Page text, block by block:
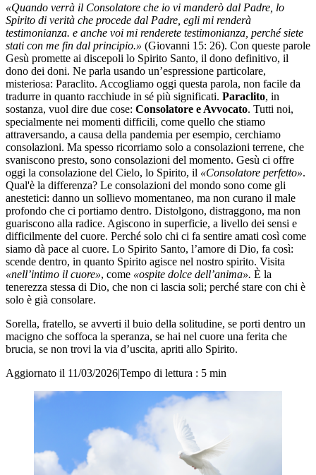
«Quando verrà il Consolatore che io vi manderò dal Padre, lo
Spirito di verità che procede dal Padre, egli mi renderà
testimonianza. e anche voi mi renderete testimonianza, perché siete
stati con me fin dal principio.» (Giovanni 15: 26). Con queste parole
Gesù promette ai discepoli lo Spirito Santo, il dono definitivo, il
dono dei doni. Ne parla usando un’espressione particolare,
misteriosa: Paraclito. Accogliamo oggi questa parola, non facile da
tradurre in quanto racchiude in sé più significati. Paraclito, in
sostanza, vuol dire due cose: Consolatore e Avvocato. Tutti noi,
specialmente nei momenti difficili, come quello che stiamo
attraversando, a causa della pandemia per esempio, cerchiamo
consolazioni. Ma spesso ricorriamo solo a consolazioni terrene, che
svaniscono presto, sono consolazioni del momento. Gesù ci offre
oggi la consolazione del Cielo, lo Spirito, il «Consolatore perfetto».
Qual'è la differenza? Le consolazioni del mondo sono come gli
anestetici: danno un sollievo momentaneo, ma non curano il male
profondo che ci portiamo dentro. Distolgono, distraggono, ma non
guariscono alla radice. Agiscono in superficie, a livello dei sensi e
difficilmente del cuore. Perché solo chi ci fa sentire amati così come
siamo dà pace al cuore. Lo Spirito Santo, l’amore di Dio, fa così:
scende dentro, in quanto Spirito agisce nel nostro spirito. Visita
«nell’intimo il cuore», come «ospite dolce dell’anima». È la
tenerezza stessa di Dio, che non ci lascia soli; perché stare con chi è
solo è già consolare.
Sorella, fratello, se avverti il buio della solitudine, se porti dentro un
macigno che soffoca la speranza, se hai nel cuore una ferita che
brucia, se non trovi la via d’uscita, apriti allo Spirito.
Aggiornato il 11/03/2026|Tempo di lettura : 5 min